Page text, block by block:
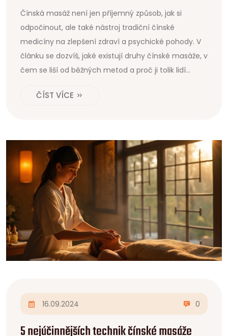
Čínská masáž není jen příjemný způsob, jak si
odpočinout, ale také nástroj tradiční čínské
medicíny na zlepšení zdraví a psychické pohody. V
článku se dozvíš, jaké existují druhy čínské masáže, v
čem se liší od běžných metod a proč ji tolik lidí
probíhá samotné ošetření, na co si dát pozor a co
můžeš vyzkoušet třeba i doma. Čekají tě ověřené
rady i překvapivé zajímavosti.
ČÍST VÍCE
16.09.2024 0
5 nejúčinnějších technik čínské masáže